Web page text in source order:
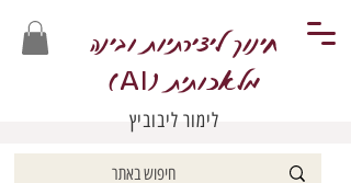
חינוך ליצירתיות ובינה
מלאכותית (AI
)
לימור ליבוביץ